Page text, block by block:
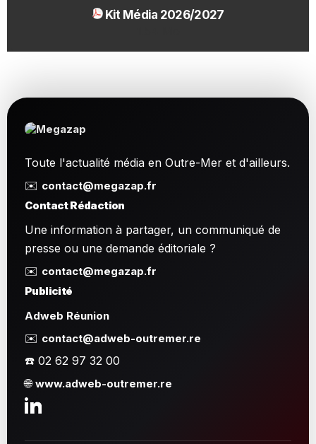
Kit Média 2026/2027
Toute l'actualité média en Outre-Mer et d'ailleurs.
✉️ contact@megazap.fr
Contact Rédaction
Une information à partager, un communiqué de
presse ou une demande éditoriale ?
✉️ contact@megazap.fr
Publicité
Adweb Réunion
✉️ contact@adweb-outremer.re
☎️ 02 62 97 32 00
🌐www.adweb-outremer.re